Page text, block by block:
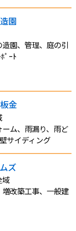
園
園、管理、庭の引
ﾟｰﾄ
金
ム、雨漏り、雨ど
サイディング
ズ
域
改築工事、一般建